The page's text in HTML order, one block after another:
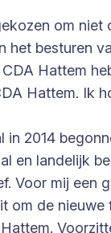
om
besturen
Hattem
Hattem. Ik
2014
landelijk
mij een
de nieuwe